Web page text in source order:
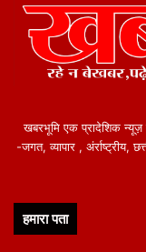
ओवरडोज का खतरा कम
बच्चों और बुजुर्गों की
खबरभूमि एक प्रादेशिक
-जगत, व्यापार , अंर्राष्ट्रीय,
हमारा पता